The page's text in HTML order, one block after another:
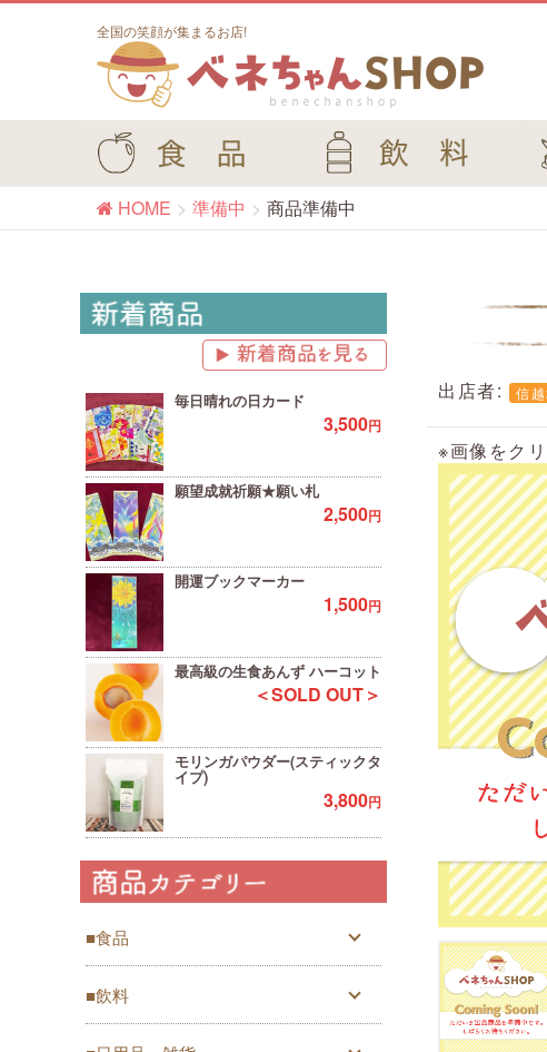
全国の笑顔が集まるお店!
HOME 準備中 商品準備中
出店者: 信
※画像をク
毎日晴れの日カード
3,500円
願望成就祈願★願い札
2,500円
開運ブックマーカー
1,500円
最高級の生食あんず ハーコット
＜SOLD OUT＞
モリンガパウダー(スティックタ
イプ)
3,800円
■食品
■飲料